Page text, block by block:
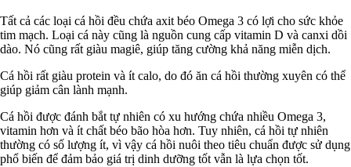
Tất cả các loại cá hồi đều chứa axit béo Omega 3 có lợi cho sức khỏe
tim mạch. Loại cá này cũng là nguồn cung cấp vitamin D và canxi dồi
dào. Nó cũng rất giàu magiê, giúp tăng cường khả năng miễn dịch.
Cá hồi rất giàu protein và ít calo, do đó ăn cá hồi thường xuyên có thể
giúp giảm cân lành mạnh.
Cá hồi được đánh bắt tự nhiên có xu hướng chứa nhiều Omega 3,
vitamin hơn và ít chất béo bão hòa hơn. Tuy nhiên, cá hồi tự nhiên
thường có số lượng ít, vì vậy cá hồi nuôi theo tiêu chuẩn được sử dụng
phổ biến để đảm bảo giá trị dinh dưỡng tốt vẫn là lựa chọn tốt.